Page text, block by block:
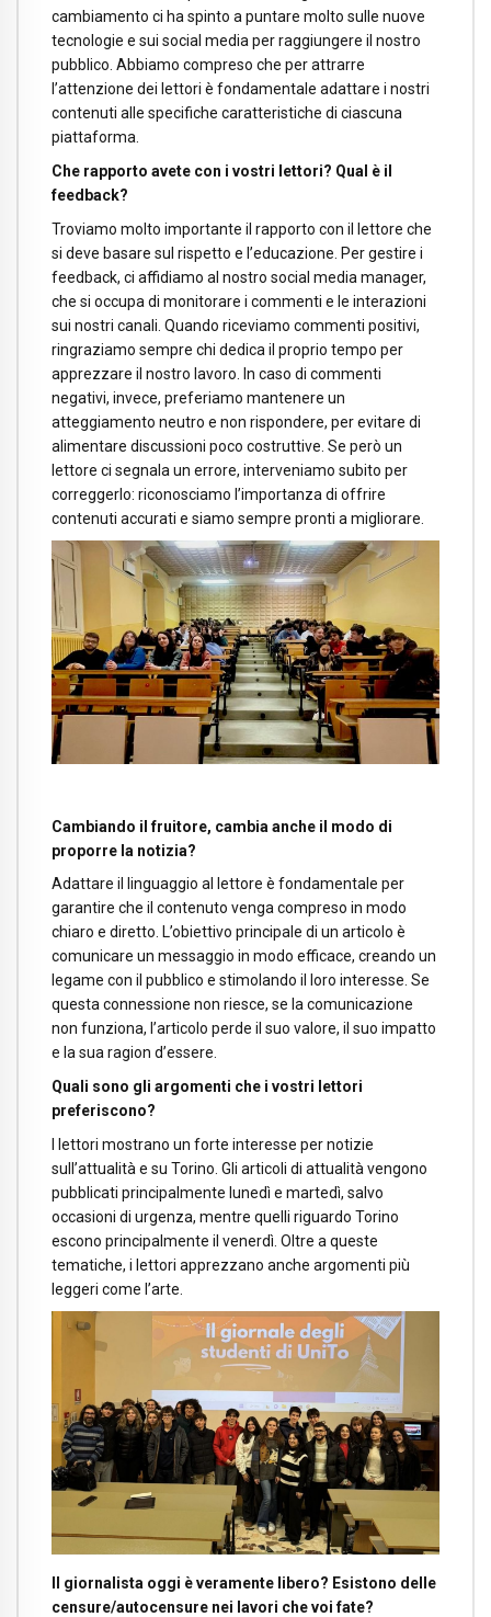
cambiamento ci ha spinto a puntare molto sulle nuove
tecnologie e sui social media per raggiungere il nostro
pubblico. Abbiamo compreso che per attrarre
l’attenzione dei lettori è fondamentale adattare i nostri
contenuti alle specifiche caratteristiche di ciascuna
piattaforma.
Che rapporto avete con i vostri lettori? Qual è il
feedback?
Troviamo molto importante il rapporto con il lettore che
si deve basare sul rispetto e l’educazione. Per gestire i
feedback, ci affidiamo al nostro social media manager,
che si occupa di monitorare i commenti e le interazioni
sui nostri canali. Quando riceviamo commenti positivi,
ringraziamo sempre chi dedica il proprio tempo per
apprezzare il nostro lavoro. In caso di commenti
negativi, invece, preferiamo mantenere un
atteggiamento neutro e non rispondere, per evitare di
alimentare discussioni poco costruttive. Se però un
lettore ci segnala un errore, interveniamo subito per
correggerlo: riconosciamo l’importanza di offrire
contenuti accurati e siamo sempre pronti a migliorare.
Cambiando il fruitore, cambia anche il modo di
proporre la notizia?
Adattare il linguaggio al lettore è fondamentale per
garantire che il contenuto venga compreso in modo
chiaro e diretto. L’obiettivo principale di un articolo è
comunicare un messaggio in modo efficace, creando un
legame con il pubblico e stimolando il loro interesse. Se
questa connessione non riesce, se la comunicazione
non funziona, l’articolo perde il suo valore, il suo impatto
e la sua ragion d’essere.
Quali sono gli argomenti che i vostri lettori
preferiscono?
I lettori mostrano un forte interesse per notizie
sull’attualità e su Torino. Gli articoli di attualità vengono
pubblicati principalmente lunedì e martedì, salvo
occasioni di urgenza, mentre quelli riguardo Torino
escono principalmente il venerdì. Oltre a queste
tematiche, i lettori apprezzano anche argomenti più
leggeri come l’arte.
Il giornalista oggi è veramente libero? Esistono delle
censure/autocensure nei lavori che voi fate?